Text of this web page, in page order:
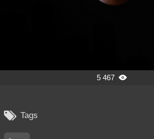
5 467 
 Tags